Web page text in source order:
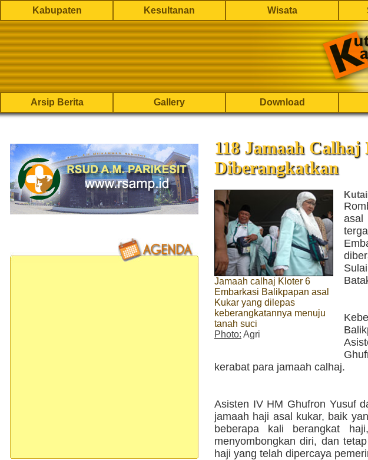
Kabupaten Kesultanan Wisata
Arsip Berita Gallery Download
118 Jamaah
Diberangkatkan
Jamaah calhaj Kloter 6
Embarkasi Balikpapan asal
Kukar yang dilepas
keberangkatannya menuju
tanah suci
Photo: Agri
asal
kerabat para jamaah calhaj.
Asisten IV HM Ghufron Yusuf
jamaah haji asal kukar, baik
beberapa kali berangkat
menyombongkan diri, dan
haji yang telah dipercaya